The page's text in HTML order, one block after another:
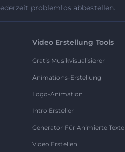
problemlos abbestellen.
Video Erstellung Tools
Gratis Musikvisualisierer
Animations-Erstellung
Logo-Animation
Intro Ersteller
Generator Für Animierte Texte
Video Erstellen